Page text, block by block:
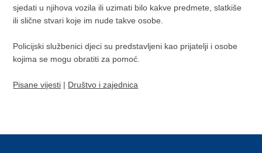
sjedati u njihova vozila ili uzimati bilo kakve predmete, slatkiše
ili slične stvari koje im nude takve osobe.
Policijski službenici djeci su predstavljeni kao prijatelji i osobe
kojima se mogu obratiti za pomoć.
Pisane vijesti | Društvo i zajednica